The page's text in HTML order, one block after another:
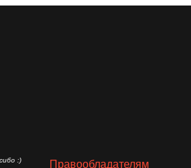
:) Правообладателям